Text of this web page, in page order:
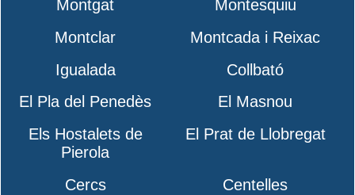
Montgat
Montesquiu
Montclar
Montcada i Reixac
Igualada
Collbató
El Pla del Penedès
El Masnou
Els Hostalets de
Pierola
El Prat de Llobregat
Cercs
Centelles